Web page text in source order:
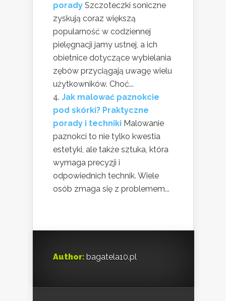
porady Szczoteczki soniczne
zyskują coraz większą
popularność w codziennej
pielęgnacji jamy ustnej, a ich
obietnice dotyczące wybielania
zębów przyciągają uwagę wielu
użytkowników. Choć...
Jak malować paznokcie
pod skórki? Praktyczne
porady i techniki Malowanie
paznokci to nie tylko kwestia
estetyki, ale także sztuka, która
wymaga precyzji i
odpowiednich technik. Wiele
osób zmaga się z problemem...
Author: bagatela10.pl